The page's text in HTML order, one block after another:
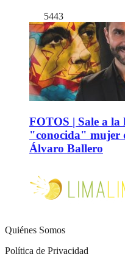
5443
FOTOS | Sale a
"conocida" mujer
Álvaro Ballero
Quiénes Somos
Política de Privacidad